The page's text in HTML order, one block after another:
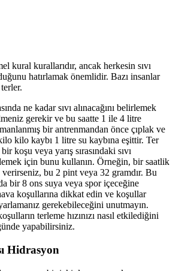
kural kurallarıdır, ancak herkesin sıvı
hatırlamak önemlidir. Bazı insanlar
ne kadar sıvı alınacağını belirlemek
gerekir ve bu saatte 1 ile 4 litre
bir antrenmandan önce çıplak ve
kilo kaybı 1 litre su kaybına eşittir. Ter
koşu veya yarış sırasındaki sıvı
için bunu kullanın. Örneğin, bir saatlik
verirseniz, bu 2 pint veya 32 gramdır. Bu
bir 8 ons suya veya spor içeceğine
koşullarına dikkat edin ve koşullar
gerekebileceğini unutmayın.
terleme hızınızı nasıl etkilediğini
yapabilirsiniz.
Hidrasyon